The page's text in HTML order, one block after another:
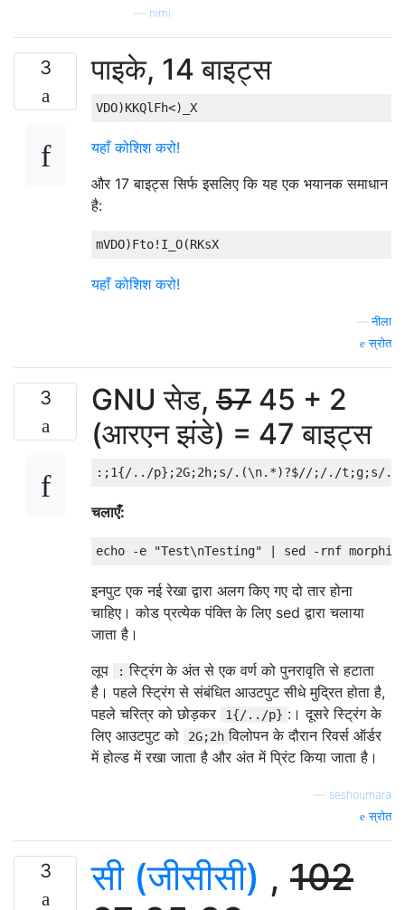
nimi
3 पाइके, 14 बाइट्स
यहाँ कोशिश करो!
और 17 बाइट्स सिर्फ इसलिए कि यह एक भयानक समाधान
है:
यहाँ कोशिश करो!
—नीला
स्रोत
3 GNU सेड, 57 45 + 2
(आरएन झंडे) = 47 बाइट्स
चलाएँ:
echo -e "Test\nTesting" sed - rnf
इनपुट एक नई रेखा द्वारा अलग किए गए दो तार होना
चाहिए। कोड प्रत्येक पंक्ति के लिए sed द्वारा चलाया
जाता है।
लूप
: स्ट्रिंग के अंत से एक वर्ण को पुनरावृति से हटाता
है। पहले स्ट्रिंग से संबंधित आउटपुट सीधे मुद्रित होता है,
पहले चरित्र को छोड़कर
1{/../p} :। दूसरे स्ट्रिंग के
लिए आउटपुट को
2G;2h विलोपन के दौरान रिवर्स ऑर्डर
में होल्ड में रखा जाता है और अंत में प्रिंट किया जाता है।
seshoumara
स्रोत
3 सी (जीसीसी) , 102